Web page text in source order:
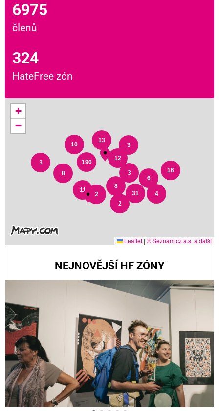
6975
členů
324
HateFree zón
3
2
16
2
6
4
8
31
3
3
13
12
10
8
11
190
+
−
Leaflet | © Seznam.cz a.s. a další
NEJNOVĚJŠÍ HF ZÓNY